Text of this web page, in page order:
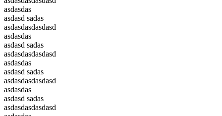
asdasdas
asdasd sadas
asdasdasdasdasd
asdasdas
asdasd sadas
asdasdasdasdasd
asdasdas
asdasd sadas
asdasdasdasdasd
asdasdas
asdasd sadas
asdasdasdasdasd